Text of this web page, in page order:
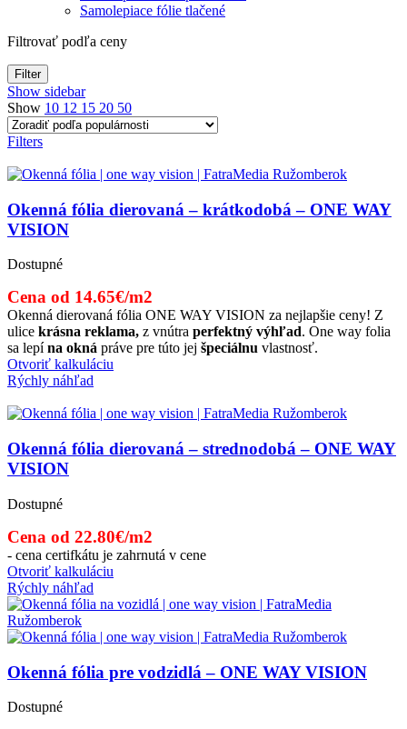
Samolepiace fólie tlačené
Filtrovať podľa ceny
Filter
Show sidebar
Show 10 12 15 20 50
Filters
Okenná fólia dierovaná – krátkodobá – ONE WAY
VISION
Dostupné
Cena od 14.65€/m2
Okenná dierovaná fólia ONE WAY VISION za nejlapšie ceny! Z
ulice krásna reklama, z vnútra perfektný výhľad. One way folia
sa lepína okná práve pre túto jej špeciálnu vlastnosť.
Otvoriť kalkuláciu
Rýchly náhľad
Okenná fólia dierovaná – strednodobá – ONE WAY
VISION
Dostupné
Cena od 22.80€/m2
- cena certifkátu je zahrnutá v cene
Otvoriť kalkuláciu
Rýchly náhľad
Okenná fólia pre vodzidlá – ONE WAY VISION
Dostupné